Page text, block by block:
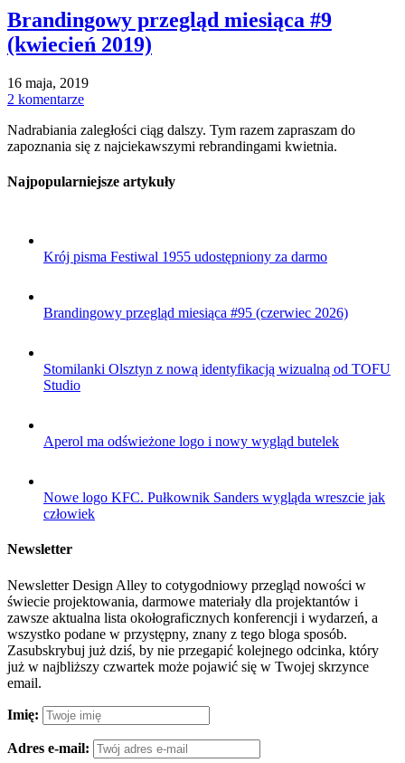
Brandingowy przegląd miesiąca #9
(kwiecień 2019)
16 maja, 2019
2 komentarze
Nadrabiania zaległości ciąg dalszy. Tym razem zapraszam do
zapoznania się z najciekawszymi rebrandingami kwietnia.
Najpopularniejsze artykuły
Krój pisma Festiwal 1955 udostępniony za darmo
Brandingowy przegląd miesiąca #95 (czerwiec 2026)
Stomilanki Olsztyn z nową identyfikacją wizualną od TOFU
Studio
Aperol ma odświeżone logo i nowy wygląd butelek
Nowe logo KFC. Pułkownik Sanders wygląda wreszcie jak
człowiek
Newsletter
Newsletter Design Alley to cotygodniowy przegląd nowości w
świecie projektowania, darmowe materiały dla projektantów i
zawsze aktualna lista okołograficznych konferencji i wydarzeń, a
wszystko podane w przystępny, znany z tego bloga sposób.
Zasubskrybuj już dziś, by nie przegapić kolejnego odcinka, który
już w najbliższy czwartek może pojawić się w Twojej skrzynce
email.
Imię:
Adres e-mail: